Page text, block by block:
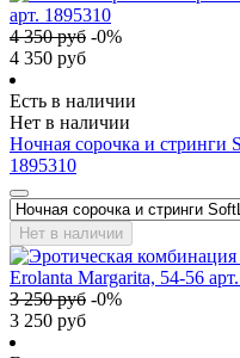
4 350руб -0%
4 350 руб
Есть в наличии
Нет в наличии
Ночная сорочка и стринги
1895310
Нет в наличии
3 250руб -0%
3 250 руб